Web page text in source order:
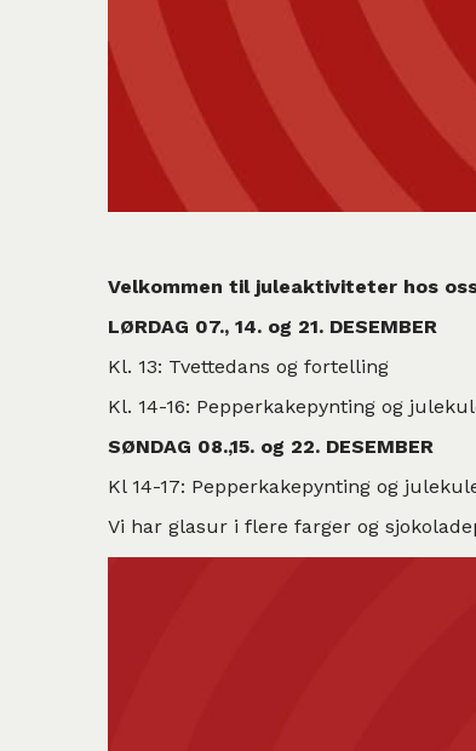
Velkommen til juleaktiviteter hos
LØRDAG 07., 14. og 21. DESEMBER
Kl. 13: Tvettedans og fortelling
Kl. 14-16: Pepperkakepynting og
SØNDAG 08.,15. og 22. DESEMBER
Kl 14-17: Pepperkakepynting og
Vi har glasur i flere farger og